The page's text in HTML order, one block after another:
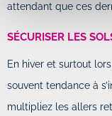
attendant que ces
SÉCURISER LES
En hiver et surtout
souvent tendance à
multipliez les allers